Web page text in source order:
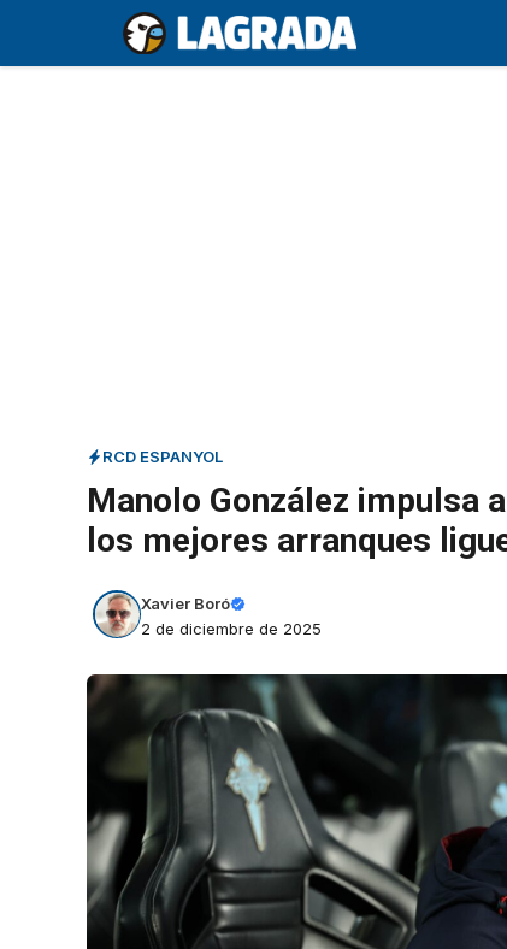
contenido
RCD ESPANYOL
Manolo González impulsa
los mejores arranques
Xavier Boró
2 de diciembre de 2025